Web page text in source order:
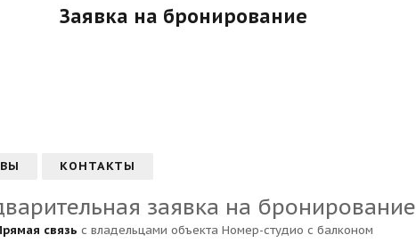
Заявка на бронирование
КОНТАКТЫ
заявка на бронирование
связь с владельцами объекта Номер-студио с балконом